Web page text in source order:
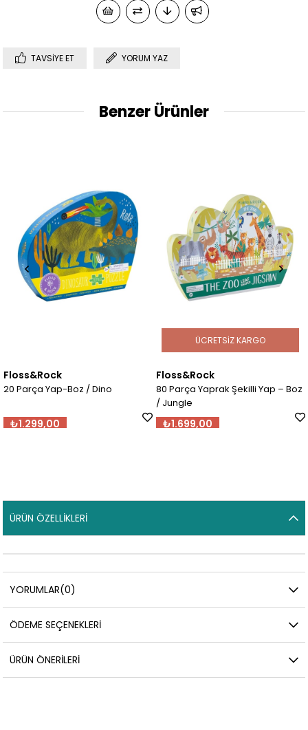
TAVSIYE ET YORUM YAZ
Benzer Ürünler
Floss&Rock
20 Parça Yap-Boz / Dino
₺1.299,00
Floss&Rock
80 Parça Yaprak Şekilli Yap – Boz
/ Jungle
₺1.699,00
ÜCRETSIZ KARGO
ÜRÜN ÖZELLIKLERI
YORUMLAR(0)
ÖDEME SEÇENEKLERI
ÜRÜN ÖNERILERI